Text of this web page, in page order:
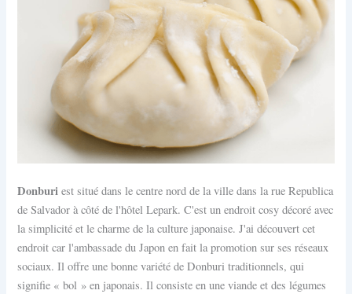
Donburi est situé dans le centre nord de la ville dans la rue Republica
de Salvador à côté de l'hôtel Lepark. C'est un endroit cosy décoré avec
la simplicité et le charme de la culture japonaise. J'ai découvert cet
endroit car l'ambassade du Japon en fait la promotion sur ses réseaux
sociaux. Il offre une bonne variété de Donburi traditionnels, qui
signifie « bol » en japonais. Il consiste en une viande et des légumes